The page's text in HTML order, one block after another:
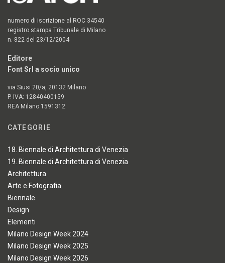
numero di iscrizione al ROC 34540
registro stampa Tribunale di Milano
n. 822 del 23/12/2004
Editore
Font Srl a socio unico
via Siusi 20/a, 20132 Milano
P. IVA: 12840400159
REA Milano 1591312
CATEGORIE
18. Biennale di Architettura di Venezia
19. Biennale di Architettura di Venezia
Architettura
Arte e Fotografia
Biennale
Design
Elementi
Milano Design Week 2024
Milano Design Week 2025
Milano Design Week 2026